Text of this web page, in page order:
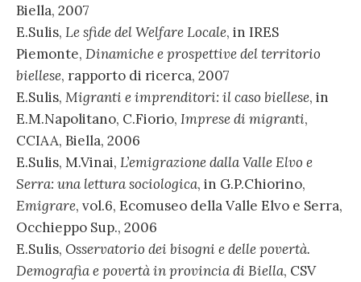
Biella, 2007
E.Sulis, Le sfide del Welfare Locale, in IRES
Piemonte, Dinamiche e prospettive del territorio
biellese, rapporto di ricerca, 2007
E.Sulis, Migranti e imprenditori: il caso biellese, in
E.M.Napolitano, C.Fiorio, Imprese di migranti,
CCIAA, Biella, 2006
E.Sulis, M.Vinai, L’emigrazione dalla Valle Elvo e
Serra: una lettura sociologica, in G.P.Chiorino,
Emigrare, vol.6, Ecomuseo della Valle Elvo e Serra,
Occhieppo Sup., 2006
E.Sulis, Osservatorio dei bisogni e delle povertà.
Demografia e povertà in provincia di Biella, CSV